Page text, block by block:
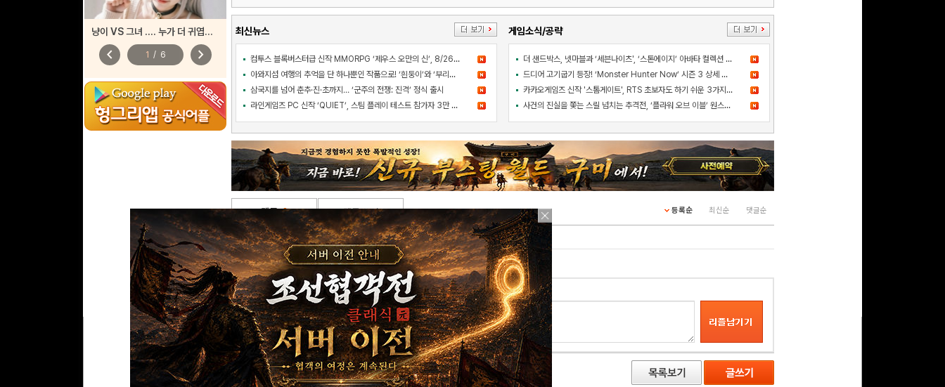
냥이 VS 그녀 .... 누가 더 귀엽나요?
chevron_left 1 / 6 chevron_right
최신뉴스
컴투스 블록버스터급 신작 MMORPG ‘제우스 오만의 신’, 8/26 출시
아와지섬 여행의 추억을 단 하나뿐인 작품으로! ‘흰둥이’와 ‘부리부리대마왕’의 오리지널 도기 색칠 체험 등장
삼국지를 넘어 춘추·진·초까지… ‘군주의 전쟁: 진격’ 정식 출시
라인게임즈 PC 신작 ‘QUIET’, 스팀 플레이 테스트 참가자 3만 명 돌파
게임소식/공략
더 샌드박스, 넷마블과 ‘세븐나이츠', ‘스톤에이지’ 아바타 컬렉션 출시
드디어 고기굽기 등장! ‘Monster Hunter Now’ 시즌 3 상세 정보 공개
카카오게임즈 신작 '스톰게이트', RTS 초보자도 하기 쉬운 3가지 이유
사건의 진실을 쫓는 스릴 넘치는 추격전, ‘플라워 오브 이블’ 원스토어 정식 출시!
댓글 0 댓글 쓰기 등록순 최신순 댓글순
리플 0건 l 1/0 페이지
리플쓰기 이모티콘 주사위 이미지첨부
(추첨)
100 밥알
문화상품권 5000원 (추
첨)
100
구글 플레이 기프트카드
5,000원 (추첨)